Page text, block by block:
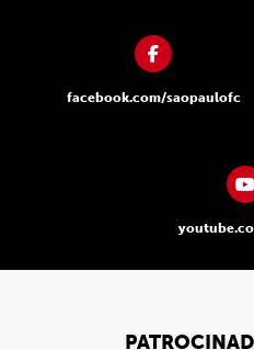
facebook.com/saopaulofc